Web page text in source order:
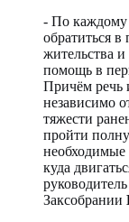
- По
обратиться
жительства и
помощь в
Причём речь
независимо
тяжести
пройти
необходимые
куда
Заксобрании